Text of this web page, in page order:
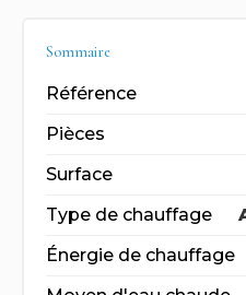
Sommaire
Référence
Pièces
Surface
Type de chauffage
Énergie de chauffage